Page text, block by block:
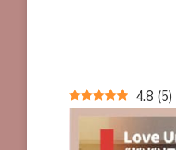
4.8 (5)